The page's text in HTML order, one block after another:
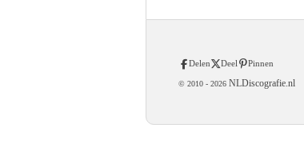
Delen Deel Pinnen
© 2010 - 2026 NLDiscografie.nl